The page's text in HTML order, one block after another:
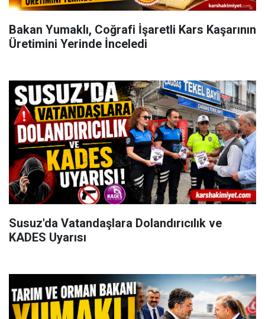
Bakan Yumaklı, Coğrafi İşaretli Kars Kaşarının
Üretimini Yerinde İnceledi
Susuz'da Vatandaşlara Dolandırıcılık ve
KADES Uyarısı